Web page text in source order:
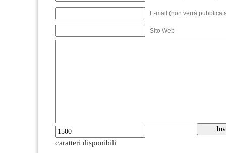
E-mail (non verrà
Sito Web
caratteri disponibili